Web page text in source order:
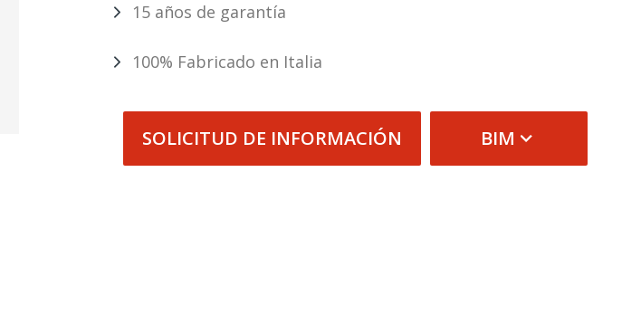
15 años de garantía
100% Fabricado en Italia
SOLICITUD DE INFORMACIÓN BIM